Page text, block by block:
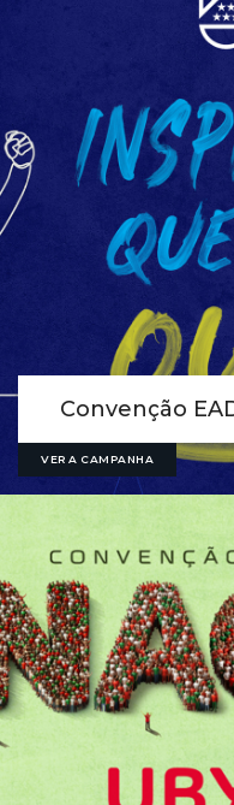
Convenção
VER A CAMPANHA